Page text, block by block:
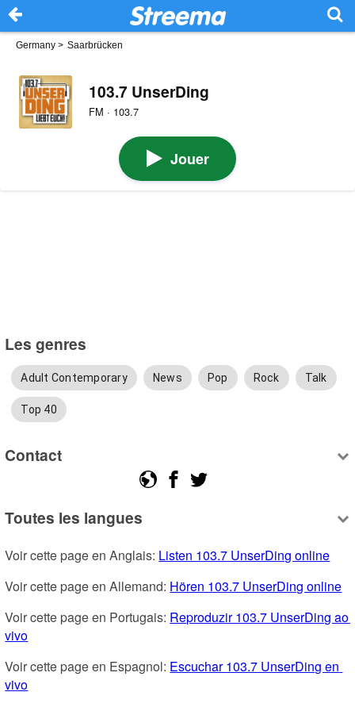
Germany > Saarbrücken
103.7 UnserDing
FM · 103.7
Jouer
Les genres
Adult Contemporary News Pop Rock Talk
Top 40
Contact
Toutes les langues
Voir cette page en Anglais: Listen 103.7 UnserDing online
Voir cette page en Allemand: Hören 103.7 UnserDing online
Voir cette page en Portugais: Reproduzir 103.7 UnserDing ao
vivo
Voir cette page en Espagnol: Escuchar 103.7 UnserDing en
vivo